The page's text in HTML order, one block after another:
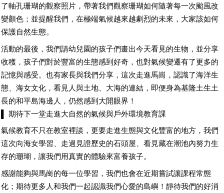
了軸孔珊瑚的觀察照片，帶著我們觀察珊瑚如何隨著每一次颱風改
變顏色；並提醒我們，在極端氣候越來越劇烈的未來，大家該如何
保護自然生態。
活動的最後，我們請幼兒園的孩子們畫出今天看見的生物，並分享
收穫，孩子們對於豐富的生態感到好奇，也對氣候變遷有了更多的
記憶與感受。也有家長與我們分享，這次走進馬崗，認識了海洋生
態、海女文化，看見人與土地、大海的連結，即便身為基隆土生土
長的和平島海邊人，仍然感到大開眼界！
▌ 期待下一堂走進大自然的氣候與戶外環境教育課
氣候教育不只在教室裡談，更要走進生態與文化豐富的地方，我們
這次向海女學習、走過見證歷史的石頭屋、看見藏在潮池內努力生
存的珊瑚，讓我們用真實的體驗來富養孩子。
感謝能夠與馬崗的每一位學習，我們也會在近期嘗試讓課程常態
化；期待更多人和我們一起認識我們心愛的島嶼！靜待我們的好消